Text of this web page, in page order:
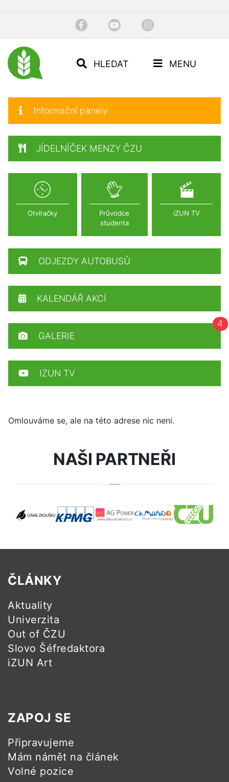
HLEDAT MENU
Omlouváme se, ale na této adrese nic neni.
Informační panely
JÍDELNÍČEK MENZY ČZU
Otvíračky
Průvodce
studenta
iZUN TV
ODJEZDY AUTOBUSŮ
KALENDÁŘ AKCÍ
GALERIE
4
IZUN TV
NAŠI PARTNEŘI
ČLÁNKY
Aktuality
Univerzita
Out of ČZU
Slovo Šéfredaktora
iZUN Art
ZAPOJ SE
Připravujeme
Mám námět na článek
Volné pozice